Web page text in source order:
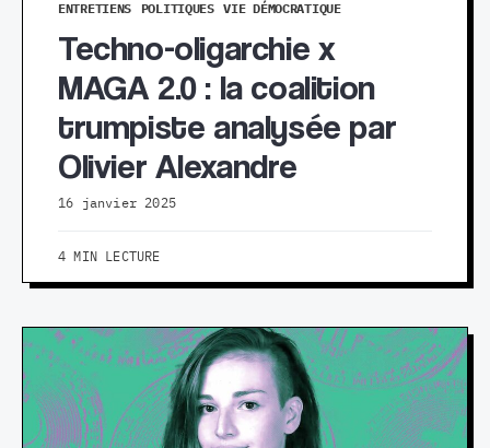
ENTRETIENS POLITIQUES VIE DÉMOCRATIQUE
Techno-oligarchie x
MAGA 2.0 : la coalition
trumpiste analysée par
Olivier Alexandre
16 janvier 2025
4 MIN LECTURE